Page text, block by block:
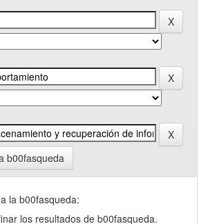
b00fasqueda
la b00fasqueda:
los resultados de b00fasqueda.